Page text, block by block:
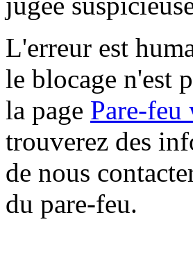
L'erreur est
le blocage n'est
la page Pare-feu
trouverez des
de nous
du pare-feu.